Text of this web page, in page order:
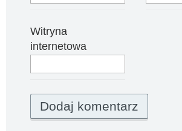
Witryna
internetowa